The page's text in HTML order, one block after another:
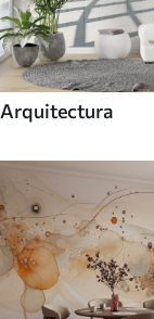
Arquitectura